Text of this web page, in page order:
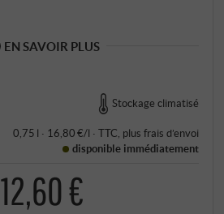
EN SAVOIR PLUS
Stockage climatisé
0,75 l · 16,80 €/l · TTC , plus frais d’envoi
disponible immédiatement
12,60 €